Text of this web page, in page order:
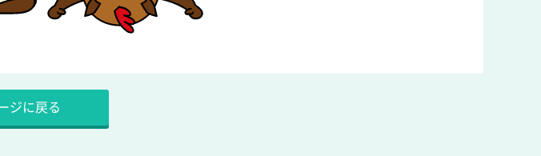
ジに戻る